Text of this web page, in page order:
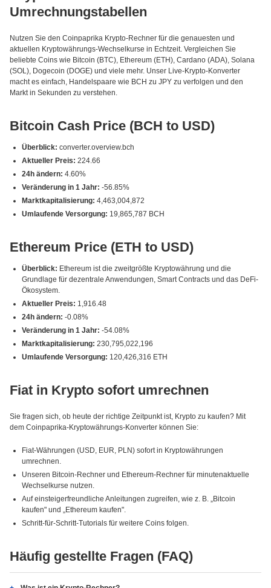
Umrechnungstabellen
Nutzen Sie den Coinpaprika Krypto-Rechner für die genauesten und
aktuellen Kryptowährungs-Wechselkurse in Echtzeit. Vergleichen Sie
beliebte Coins wie Bitcoin (BTC), Ethereum (ETH), Cardano (ADA), Solana
(SOL), Dogecoin (DOGE) und viele mehr. Unser Live-Krypto-Konverter
macht es einfach, Handelspaare wie BCH zu JPY zu verfolgen und den
Markt in Sekunden zu verstehen.
Bitcoin Cash Price (BCH to USD)
Überblick: converter.overview.bch
Aktueller Preis: 224.66
24h ändern: 4.60%
Veränderung in 1 Jahr: -56.85%
Marktkapitalisierung: 4,463,004,872
Umlaufende Versorgung: 19,865,787 BCH
Ethereum Price (ETH to USD)
Überblick: Ethereum ist die zweitgrößte Kryptowährung und die
Grundlage für dezentrale Anwendungen, Smart Contracts und das DeFi-
Ökosystem.
Aktueller Preis: 1,916.48
24h ändern: -0.08%
Veränderung in 1 Jahr: -54.08%
Marktkapitalisierung: 230,795,022,196
Umlaufende Versorgung: 120,426,316 ETH
Fiat in Krypto sofort umrechnen
Sie fragen sich, ob heute der richtige Zeitpunkt ist, Krypto zu kaufen? Mit
dem Coinpaprika-Kryptowährungs-Konverter können Sie:
Fiat-Währungen (USD, EUR, PLN) sofort in Kryptowährungen
umrechnen.
Unseren Bitcoin-Rechner und Ethereum-Rechner für minutenaktuelle
Wechselkurse nutzen.
Auf einsteigerfreundliche Anleitungen zugreifen, wie z. B. „Bitcoin
kaufen" und „Ethereum kaufen".
Schritt-für-Schritt-Tutorials für weitere Coins folgen.
Häufig gestellte Fragen (FAQ)